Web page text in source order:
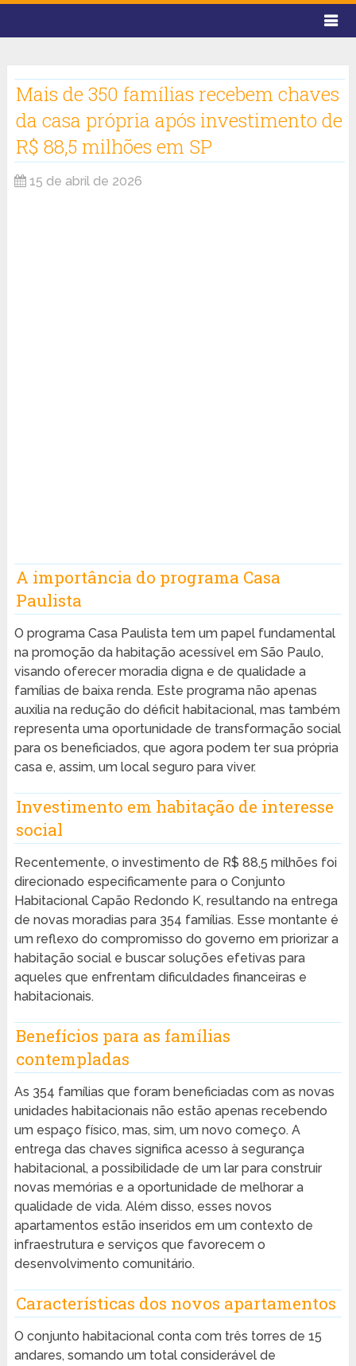
Mais de 350 famílias recebem chaves
da casa própria após investimento de
R$ 88,5 milhões em SP
15 de abril de 2026
A importância do programa Casa
Paulista
O programa Casa Paulista tem um papel fundamental
na promoção da habitação acessível em São Paulo,
visando oferecer moradia digna e de qualidade a
famílias de baixa renda. Este programa não apenas
auxilia na redução do déficit habitacional, mas também
representa uma oportunidade de transformação social
para os beneficiados, que agora podem ter sua própria
casa e, assim, um local seguro para viver.
Investimento em habitação de interesse
social
Recentemente, o investimento de R$ 88,5 milhões foi
direcionado especificamente para o Conjunto
Habitacional Capão Redondo K, resultando na entrega
de novas moradias para 354 famílias. Esse montante é
um reflexo do compromisso do governo em priorizar a
habitação social e buscar soluções efetivas para
aqueles que enfrentam dificuldades financeiras e
habitacionais.
Benefícios para as famílias
contempladas
As 354 famílias que foram beneficiadas com as novas
unidades habitacionais não estão apenas recebendo
um espaço físico, mas, sim, um novo começo. A
entrega das chaves significa acesso à segurança
habitacional, a possibilidade de um lar para construir
novas memórias e a oportunidade de melhorar a
qualidade de vida. Além disso, esses novos
apartamentos estão inseridos em um contexto de
infraestrutura e serviços que favorecem o
desenvolvimento comunitário.
Características dos novos apartamentos
O conjunto habitacional conta com três torres de 15
andares, somando um total considerável de